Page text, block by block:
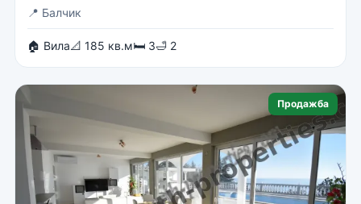
📍 Балчик
🏠 Вила📐 185 кв.м🛏 3🛁 2
Продажба